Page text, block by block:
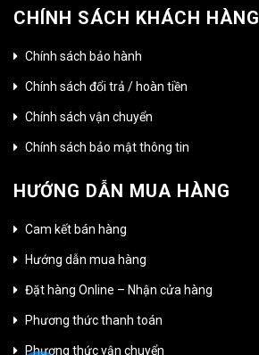
CHÍNH SÁCH KHÁCH HÀNG
Chính sách bảo hành
Chính sách đổi trả / hoàn tiền
Chính sách vận chuyển
Chính sách bảo mật thông tin
HƯỚNG DẪN MUA HÀNG
Cam kết bán hàng
Hướng dẫn mua hàng
Đặt hàng Online – Nhận cửa hàng
Phương thức thanh toán
Phương thức vận chuyển